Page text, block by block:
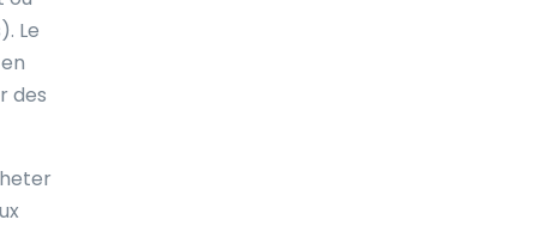
Le
des